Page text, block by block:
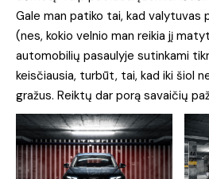
Gale man patiko tai, kad valytuvas
(nes, kokio velnio man reikia jį
automobilių pasaulyje sutinkami
keisčiausia, turbūt, tai, kad iki šiol
gražus. Reiktų dar porą savaičių